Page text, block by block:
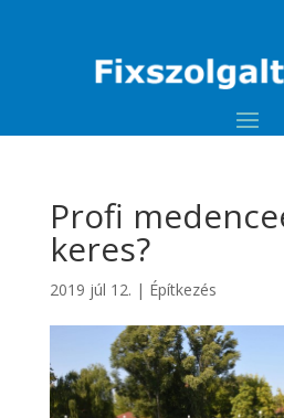
Profi
keres?
2019 júl 12. | Építkezés